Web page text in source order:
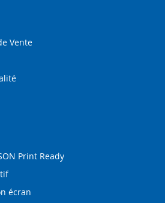
Vente
Print Ready
écran